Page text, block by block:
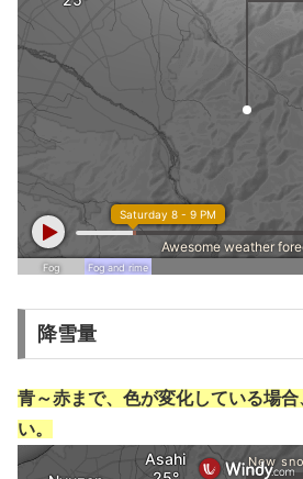
降雪量
青～赤まで、色が変化している場
い。